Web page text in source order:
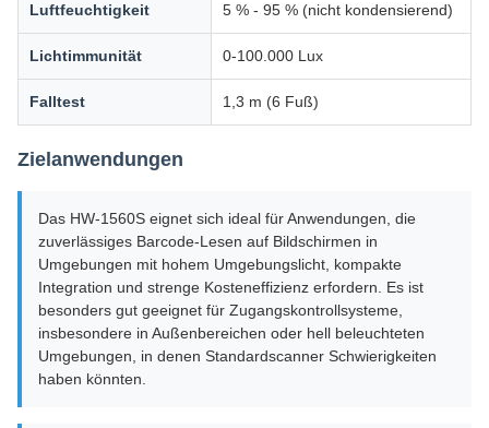
Luftfeuchtigkeit 5 % - 95 % (nicht kondensierend)
Lichtimmunität 0-100.000 Lux
Falltest 1,3 m (6 Fuß)
Zielanwendungen
Das HW-1560S eignet sich ideal für Anwendungen, die
zuverlässiges Barcode-Lesen auf Bildschirmen in
Umgebungen mit hohem Umgebungslicht, kompakte
Integration und strenge Kosteneffizienz erfordern. Es ist
besonders gut geeignet für Zugangskontrollsysteme,
insbesondere in Außenbereichen oder hell beleuchteten
Umgebungen, in denen Standardscanner Schwierigkeiten
haben könnten.